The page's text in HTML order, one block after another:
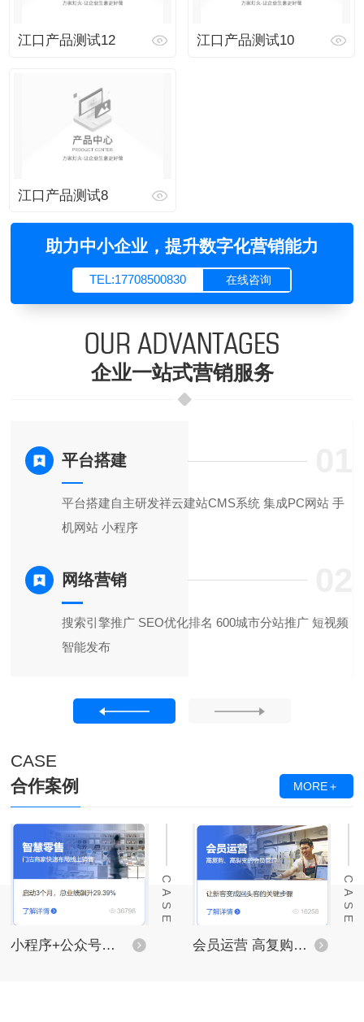
江口产品测试12 江口产品测试10
江口产品测试8
助力中小企业，提升数字化营销能力
TEL:17708500830 在线咨询
企业一站式营销服务
平台搭建
平台搭建自主研发祥云建站CMS系统 集成PC网站 手
机网站 小程序
网络营销
搜索引擎推广 SEO优化排名 600城市分站推广 短视频
智能发布
CASE
合作案例
MORE＋
小程序+公众号独立线上商城_智慧零售
CASE
会员运营 高复购、高裂变的会员管理 让新客变成回头客的关键步骤
CASE